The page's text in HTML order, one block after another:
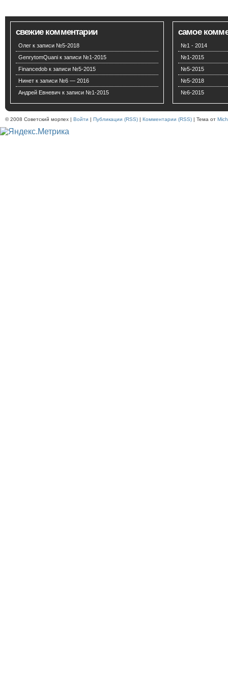
свежие комментарии
Олег к записи №5-2018
GenrytomQuani к записи №1-2015
Financedob к записи №5-2015
Нинет к записи №6 — 2016
Андрей Евневич к записи №1-2015
самое
№1 - 2014
№1-2015
№5-2015
№5-2018
№6-2015
© 2008 Советский морпех | Войти | Публикации (RSS) | Комментарии (RSS) | Тема от